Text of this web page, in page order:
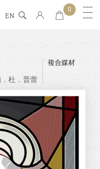
EN
0
杜．普蕾
複合媒材